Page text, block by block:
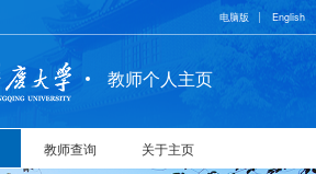
电脑版 English
教师个人主页
教师查询 关于主页